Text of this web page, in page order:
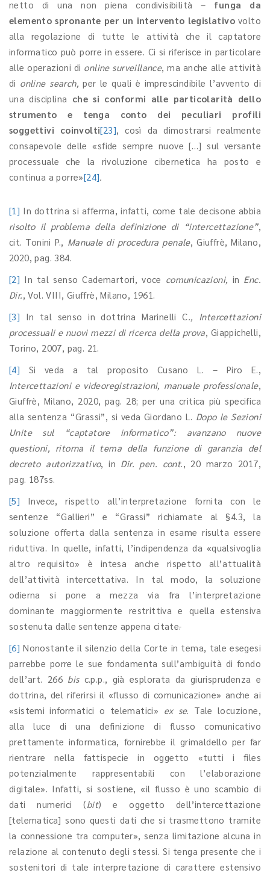
netto di una non piena condivisibilità – funga da
elemento spronante per un intervento legislativo volto
alla regolazione di tutte le attività che il captatore
informatico può porre in essere. Ci si riferisce in particolare
alle operazioni di online surveillance, ma anche alle attività
di online search, per le quali è imprescindibile l’avvento di
una disciplina che si conformi alle particolarità dello
strumento e tenga conto dei peculiari profili
soggettivi coinvolti[23], così da dimostrarsi realmente
consapevole delle «sfide sempre nuove […] sul versante
processuale che la rivoluzione cibernetica ha posto e
continua a porre»[24].
[1] In dottrina si afferma, infatti, come tale decisone abbia
risolto il problema della definizione di “intercettazione”,
cit. Tonini P., Manuale di procedura penale, Giuffrè, Milano,
2020, pag. 384.
[2] In tal senso Cademartori, voce comunicazioni, in Enc.
Dir., Vol. VIII, Giuffrè, Milano, 1961.
[3] In tal senso in dottrina Marinelli C., Intercettazioni
processuali e nuovi mezzi di ricerca della prova, Giappichelli,
Torino, 2007, pag. 21.
[4] Si veda a tal proposito Cusano L. – Piro E.,
Intercettazioni e videoregistrazioni, manuale professionale,
Giuffrè, Milano, 2020, pag. 28; per una critica più specifica
alla sentenza “Grassi”, si veda Giordano L. Dopo le Sezioni
Unite sul “captatore informatico”: avanzano nuove
questioni, ritorna il tema della funzione di garanzia del
decreto autorizzativo, in Dir. pen. cont., 20 marzo 2017,
pag. 187ss.
[5] Invece, rispetto all’interpretazione fornita con le
sentenze “Gallieri” e “Grassi” richiamate al §4.3, la
soluzione offerta dalla sentenza in esame risulta essere
riduttiva. In quelle, infatti, l’indipendenza da «qualsivoglia
altro requisito»
è intesa anche rispetto all’attualità
dell’attività intercettativa. In tal modo, la soluzione
odierna si pone a mezza via fra l’interpretazione
dominante maggiormente restrittiva e quella estensiva
sostenuta dalle sentenze appena citate.
[6] Nonostante il silenzio della Corte in tema, tale esegesi
parrebbe porre le sue fondamenta sull’ambiguità di fondo
dell’art. 266 bis c.p.p., già esplorata da giurisprudenza e
dottrina, del riferirsi il «flusso di comunicazione» anche ai
«sistemi informatici o telematici» ex se. Tale locuzione,
alla luce di una definizione di flusso comunicativo
prettamente informatica, fornirebbe il grimaldello per far
rientrare nella fattispecie in oggetto «tutti i files
potenzialmente rappresentabili con l’elaborazione
digitale». Infatti, si sostiene, «il flusso è uno scambio di
dati numerici (bit) e oggetto dell’intercettazione
[telematica] sono questi dati che si trasmettono tramite
la connessione tra computer», senza limitazione alcuna in
relazione al contenuto degli stessi. Si tenga presente che i
sostenitori di tale interpretazione di carattere estensivo